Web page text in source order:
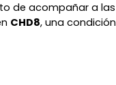
de acompañar a
CHD8, una